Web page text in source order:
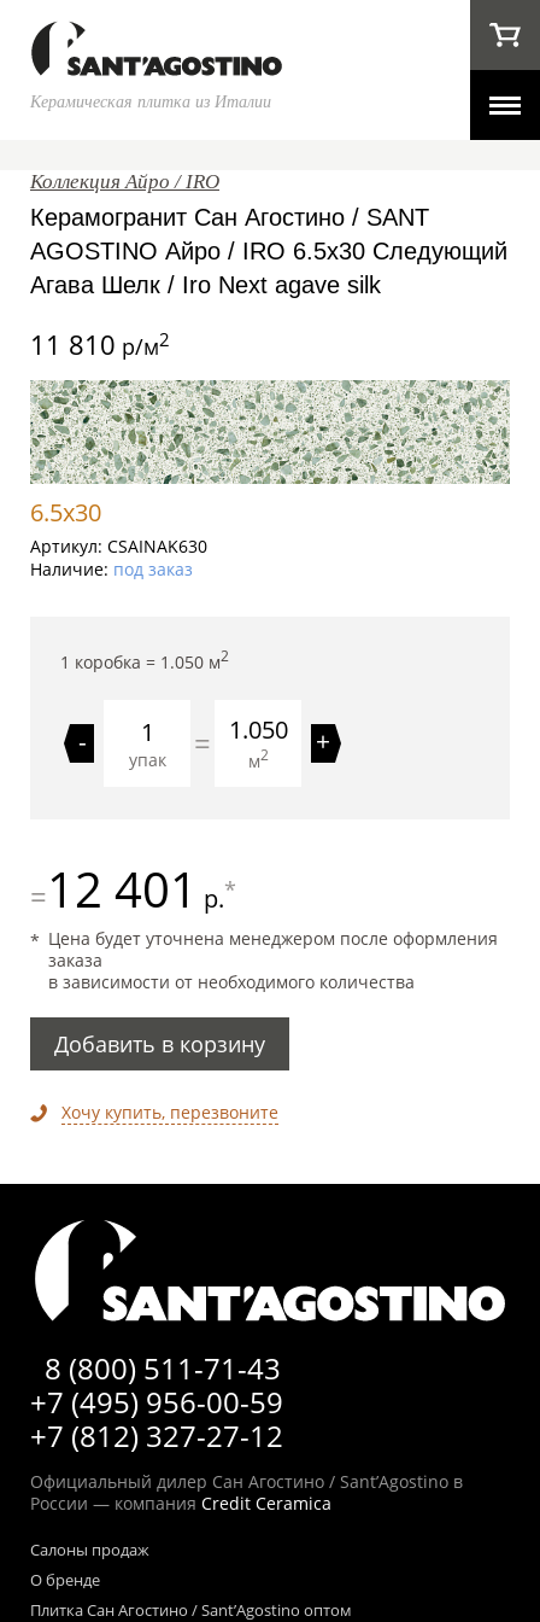
Керамическая плитка из Италии
Коллекция Айро / IRO
Керамогранит Сан Агостино / SANT
AGOSTINO Айро / IRO 6.5x30 Следующий
Агава Шелк / Iro Next agave silk
11 810 р/м2
6.5x30
Артикул: CSAINAK630
Наличие: под заказ
1 коробка = 1.050 м2
-
упак = 1.050
м2 +
=12 401 р.*
Цена будет уточнена менеджером после оформления
заказа
в зависимости от необходимого количества
Добавить в корзину
Хочу купить, перезвоните
8 (800) 511-71-43
+7 (495) 956-00-59
+7 (812) 327-27-12
Официальный дилер Сан Агостино / Sant’Agostino в
России — компания Credit Ceramica
Салоны продаж
О бренде
Плитка Сан Агостино / Sant’Agostino оптом